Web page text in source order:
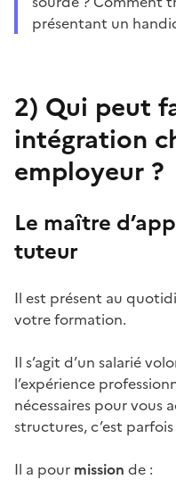
présentant un
2) Qui peut
intégration
employeur ?
Le maître
tuteur
Il est présent au
votre formation.
Il s’agit d’un salarié
l’expérience
nécessaires pour vous
structures, c’est
Il a pour mission de :